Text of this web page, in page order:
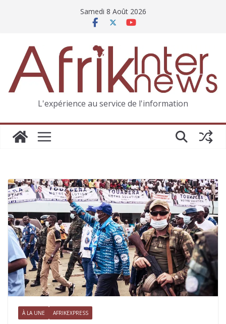
Samedi 8 Août 2026
L'expérience au service de l'information
À LA UNE AFRIKEXPRESS